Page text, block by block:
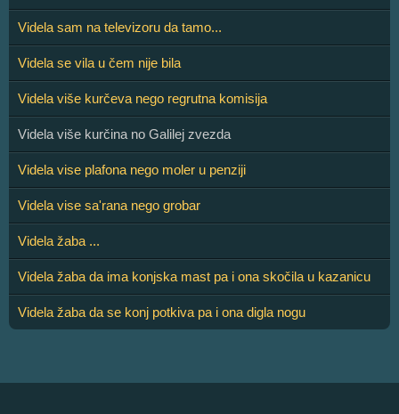
Videla sam na televizoru da tamo...
Videla se vila u čem nije bila
Videla više kurčeva nego regrutna komisija
Videla više kurčina no Galilej zvezda
Videla vise plafona nego moler u penziji
Videla vise sa'rana nego grobar
Videla žaba ...
Videla žaba da ima konjska mast pa i ona skočila u kazanicu
Videla žaba da se konj potkiva pa i ona digla nogu